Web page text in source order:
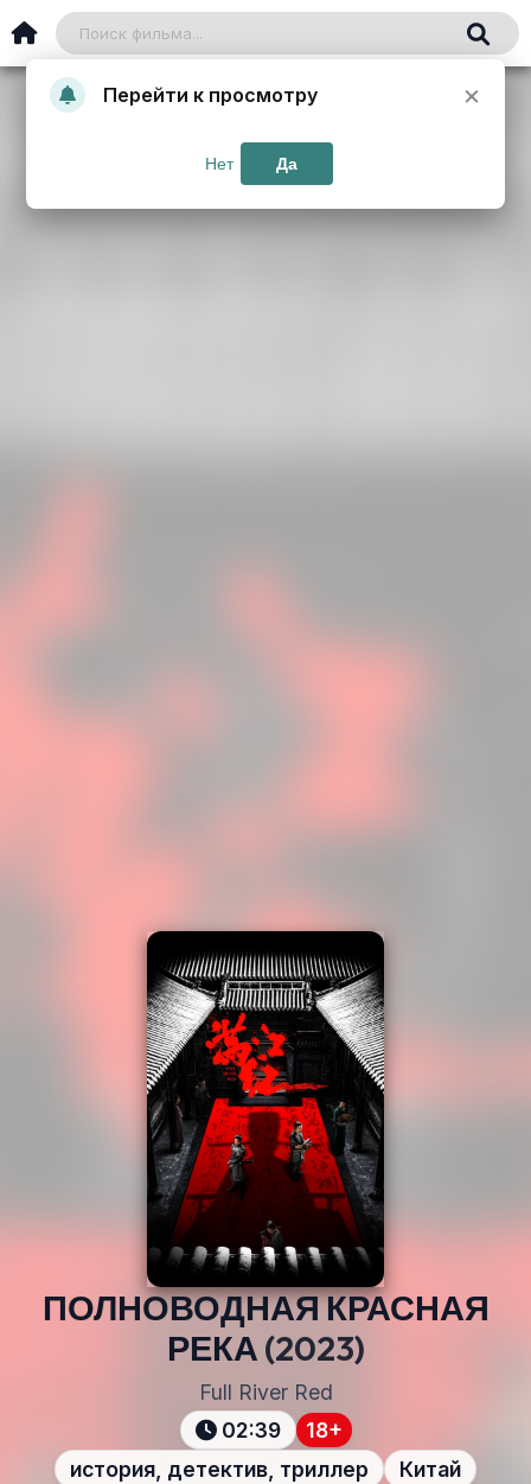
ПОЛНОВОДНАЯ КРАСНАЯ
РЕКА(2023)
Full River Red
02:39
18+
история, детектив, триллер
Китай
Перейти к просмотру ×
Нет Да